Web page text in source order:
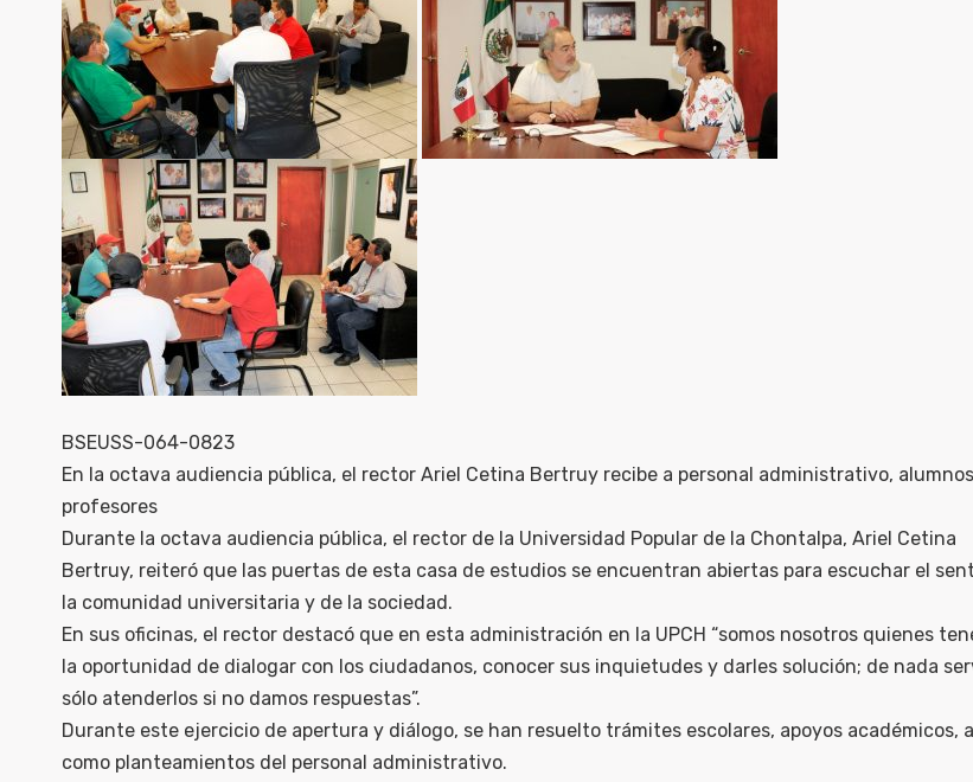
BSEUSS-064-0823
En la octava audiencia pública, el rector Ariel Cetina Bertruy recibe a personal administrativo,
profesores
Durante la octava audiencia pública, el rector de la Universidad Popular de la Chontalpa, Ariel Cetina
Bertruy, reiteró que las puertas de esta casa de estudios se encuentran abiertas para escuchar el
la comunidad universitaria y de la sociedad.
En sus oficinas, el rector destacó que en esta administración en la UPCH “somos nosotros quienes
la oportunidad de dialogar con los ciudadanos, conocer sus inquietudes y darles solución; de nada
sólo atenderlos si no damos respuestas”.
Durante este ejercicio de apertura y diálogo, se han resuelto trámites escolares, apoyos académicos,
como planteamientos del personal administrativo.